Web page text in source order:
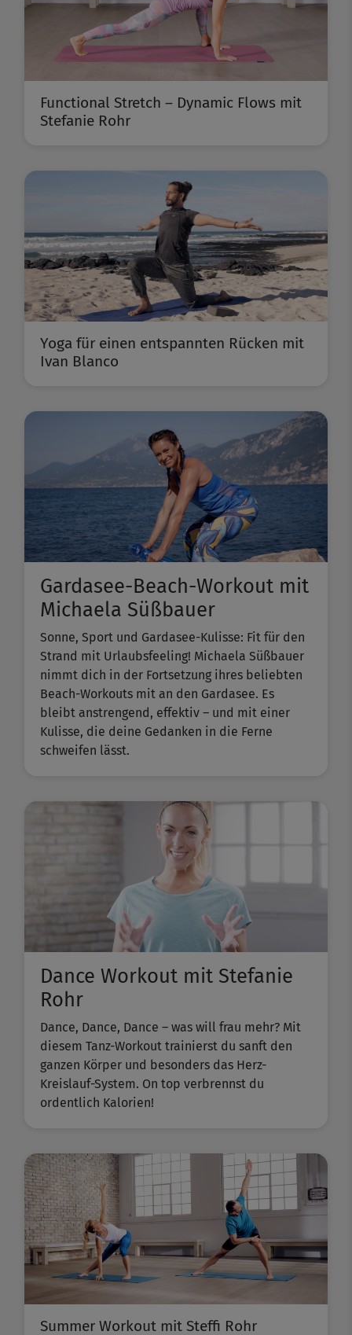
Functional Stretch – Dynamic Flows mit
Stefanie Rohr
Yoga für einen entspannten Rücken mit
Ivan Blanco
Gardasee-Beach-Workout mit
Michaela Süßbauer
Sonne, Sport und Gardasee-Kulisse: Fit für den
Strand mit Urlaubsfeeling! Michaela Süßbauer
nimmt dich in der Fortsetzung ihres beliebten ​
Beach-Workouts​ mit an den Gardasee. Es
bleibt anstrengend, effektiv – und mit einer
Kulisse, die deine Gedanken in die Ferne
schweifen lässt.
Dance Workout mit Stefanie
Rohr
Dance, Dance, Dance – was will frau mehr? Mit
diesem Tanz-Workout trainierst du sanft den
ganzen Körper und besonders das Herz-
Kreislauf-System. On top verbrennst du
ordentlich Kalorien!
Summer Workout mit Steffi Rohr